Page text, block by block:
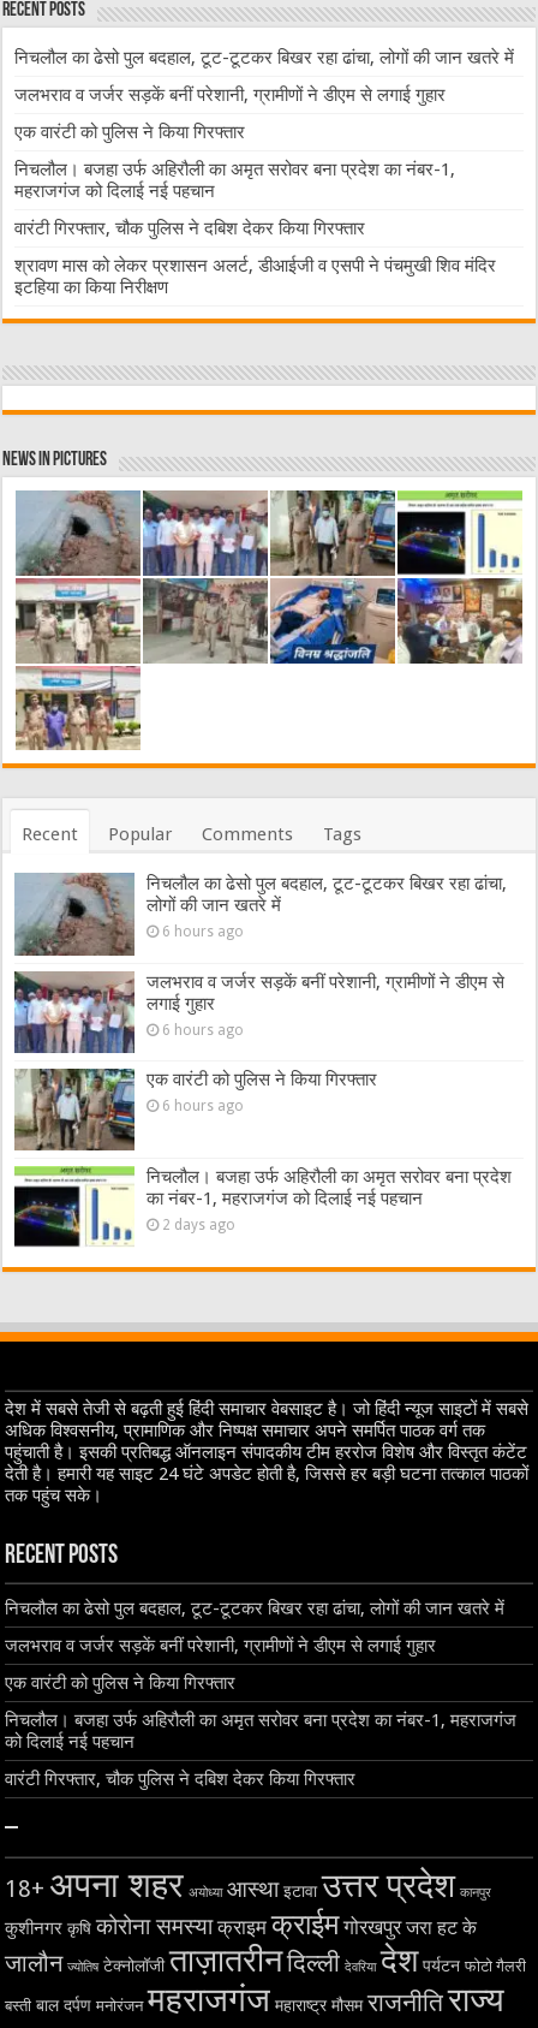
Recent Posts
निचलौल का ढेसो पुल बदहाल, टूट-टूटकर बिखर रहा ढांचा, लोगों की जान खतरे में
जलभराव व जर्जर सड़कें बनीं परेशानी, ग्रामीणों ने डीएम से लगाई गुहार
एक वारंटी को पुलिस ने किया गिरफ्तार
निचलौल। बजहा उर्फ अहिरौली का अमृत सरोवर बना प्रदेश का नंबर-1,
महराजगंज को दिलाई नई पहचान
वारंटी गिरफ्तार, चौक पुलिस ने दबिश देकर किया गिरफ्तार
श्रावण मास को लेकर प्रशासन अलर्ट, डीआईजी व एसपी ने पंचमुखी शिव मंदिर
इटहिया का किया निरीक्षण
News in Pictures
Recent Popular Comments Tags
निचलौल का ढेसो पुल बदहाल, टूट-टूटकर बिखर रहा ढांचा,
लोगों की जान खतरे में
6 hours ago
जलभराव व जर्जर सड़कें बनीं परेशानी, ग्रामीणों ने डीएम से
लगाई गुहार
6 hours ago
एक वारंटी को पुलिस ने किया गिरफ्तार
6 hours ago
निचलौल। बजहा उर्फ अहिरौली का अमृत सरोवर बना प्रदेश
का नंबर-1, महराजगंज को दिलाई नई पहचान
2 days ago
देश में सबसे तेजी से बढ़ती हुई हिंदी समाचार वेबसाइट है। जो हिंदी न्यूज साइटों में सबसे
अधिक विश्वसनीय, प्रामाणिक और निष्पक्ष समाचार अपने समर्पित पाठक वर्ग तक
पहुंचाती है। इसकी प्रतिबद्ध ऑनलाइन संपादकीय टीम हररोज विशेष और विस्तृत कंटेंट
देती है। हमारी यह साइट 24 घंटे अपडेट होती है, जिससे हर बड़ी घटना तत्काल पाठकों
तक पहुंच सके।
Recent Posts
निचलौल का ढेसो पुल बदहाल, टूट-टूटकर बिखर रहा ढांचा, लोगों की जान खतरे में
जलभराव व जर्जर सड़कें बनीं परेशानी, ग्रामीणों ने डीएम से लगाई गुहार
एक वारंटी को पुलिस ने किया गिरफ्तार
निचलौल। बजहा उर्फ अहिरौली का अमृत सरोवर बना प्रदेश का नंबर-1, महराजगंज
को दिलाई नई पहचान
वारंटी गिरफ्तार, चौक पुलिस ने दबिश देकर किया गिरफ्तार
–
18+ अपना शहर अयोध्या आस्था इटावा उत्तर प्रदेश कानपुर
कुशीनगर कृषि कोरोना समस्या क्राइम क्राईम गोरखपुर जरा हट के
जालौन ज्योतिष टेक्नोलॉजी ताज़ातरीनदिल्ली देवरिया देश पर्यटन फोटो गैलरी
बस्ती बाल दर्पण मनोरंजन महराजगंज महाराष्ट्र मौसम राजनीतिराज्य